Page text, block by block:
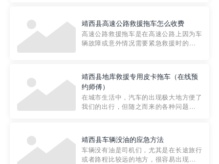
细解析一下市区事故救援拖车的收费标
准，以及在选用拖车服务时应注...
靖西县高速公路救援拖车怎么收费
高速公路救援拖车是在高速公路上因为车
辆故障或意外情况需要紧急救援时的必备
路救援拖车的收费标准是由当地交通管理
部门制定的。起步价通...
靖西县地库救援专用皮卡拖车（在线预
约师傅）
在城市生活中，汽车的出现极大地方便了
我们的出行，但随之而来的各种问题也让
紧急情况下，我们需要一种高效可靠的救
援方式。而这时，地库救援专...
靖西县车辆没油的应急方法
车辆没有油是司机们，尤其是在长途旅行
或者路程比较远的地方，很容易出现这种